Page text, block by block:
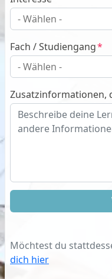
Fach / Studiengang
Zusatzinformationen,
Möchtest du
dich hier